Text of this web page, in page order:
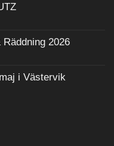
Räddning 2026
i Västervik